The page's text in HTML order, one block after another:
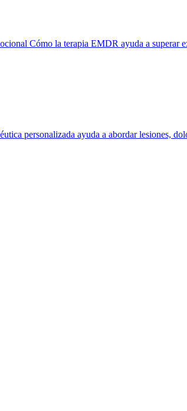
Cómo la terapia EMDR ayuda a superar
personalizada ayuda a abordar lesiones,